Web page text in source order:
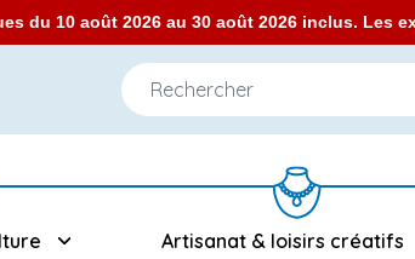
du 10 août 2026 au 30 août 2026 inclus. Les
Artisanat & loisirs créatifs